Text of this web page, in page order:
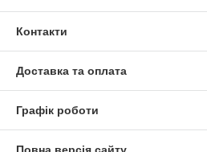
Контакти
Доставка та оплата
Графік роботи